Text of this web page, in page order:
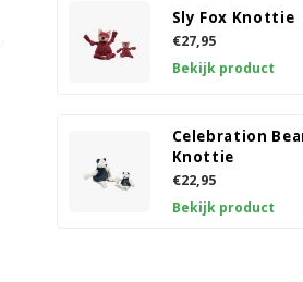
Sly Fox Knottie
€27,95
Bekijk product
Celebration
Knottie
€22,95
Bekijk product